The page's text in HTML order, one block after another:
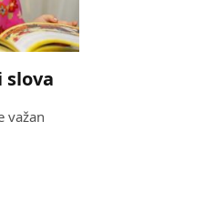
slova
važan